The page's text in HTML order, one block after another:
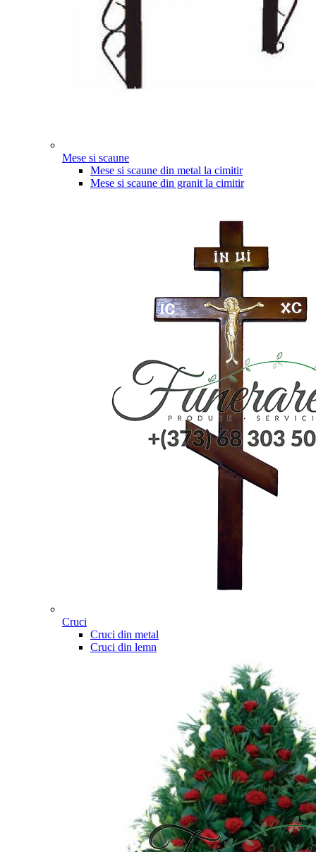
Mese si scaune
Mese si scaune din metal la cimitir
Mese si scaune din granit la cimitir
Cruci
Cruci din metal
Cruci din lemn